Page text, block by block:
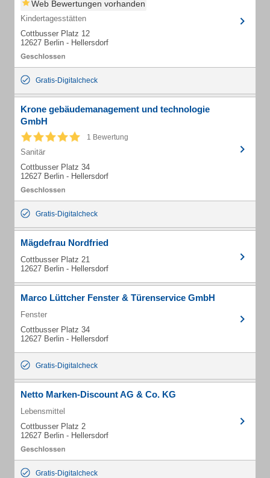
Web Bewertungen vorhanden
Kindertagesstätten
Cottbusser Platz 12
12627 Berlin - Hellersdorf
Gratis-Digitalcheck
Krone gebäudemanagement und technologie
GmbH
1 Bewertung
Sanitär
Cottbusser Platz 34
12627 Berlin - Hellersdorf
Gratis-Digitalcheck
Mägdefrau Nordfried
Cottbusser Platz 21
12627 Berlin - Hellersdorf
Marco Lüttcher Fenster & Türenservice GmbH
Fenster
Cottbusser Platz 34
12627 Berlin - Hellersdorf
Gratis-Digitalcheck
Netto Marken-Discount AG & Co. KG
Lebensmittel
Cottbusser Platz 2
12627 Berlin - Hellersdorf
Gratis-Digitalcheck